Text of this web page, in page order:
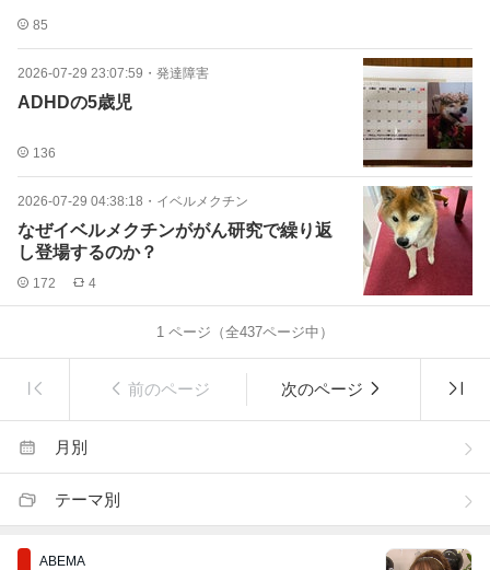
85
2026-07-29 23:07:59 ・ 発達障害
ADHDの5歳児
136
2026-07-29 04:38:18 ・ イベルメクチン
なぜイベルメクチンががん研究で繰り返
し登場するのか？
172 4
1 ページ（全437ページ中）
前のページ 次のページ
月別
テーマ別
ABEMA